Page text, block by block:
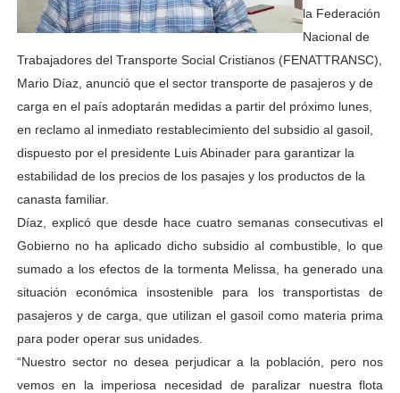
la Federación
Nacional de
Trabajadores del Transporte Social Cristianos (FENATTRANSC),
Mario Díaz, anunció que el sector transporte de pasajeros y de
carga en el país adoptarán medidas a partir del próximo lunes,
en reclamo al inmediato restablecimiento del subsidio al gasoil,
dispuesto por el presidente Luis Abinader para garantizar la
estabilidad de los precios de los pasajes y los productos de la
canasta familiar.
Díaz, explicó que desde hace cuatro semanas consecutivas el
Gobierno no ha aplicado dicho subsidio al combustible, lo que
sumado a los efectos de la tormenta Melissa, ha generado una
situación económica insostenible para los transportistas de
pasajeros y de carga, que utilizan el gasoil como materia prima
para poder operar sus unidades.
“Nuestro sector no desea perjudicar a la población, pero nos
vemos en la imperiosa necesidad de paralizar nuestra flota